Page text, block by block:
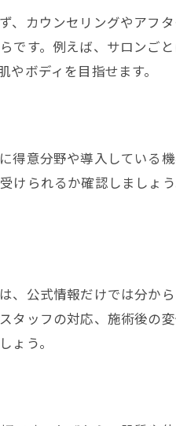
る生活習慣
入れるコツ
る変化の実例
の総合力
カウンセリングやアフ
す。例えば、サロンご
ボディを目指せます。
意分野や導入している
けられるか確認しましょ
、公式情報だけでは分か
ッフの対応、施術後の
ょう。